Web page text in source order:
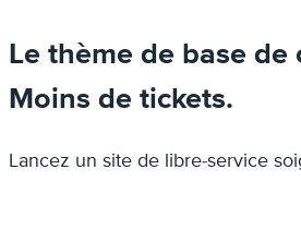
Le thème de base de
Moins de tickets.
Lancez un site de libre-service